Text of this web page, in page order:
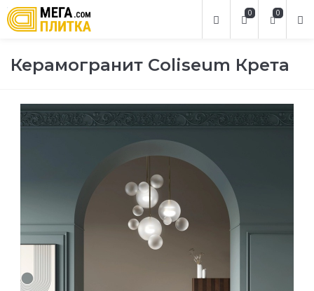
0
0
Керамогранит Coliseum Крета